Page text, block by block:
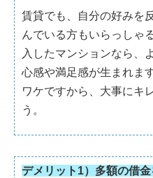
賃貸でも、自分の好みを
んでいる方もいらっしゃ
入したマンションなら、
心感や満足感が生まれま
ワケですから、大事にキ
う。
デメリット1）多額の借